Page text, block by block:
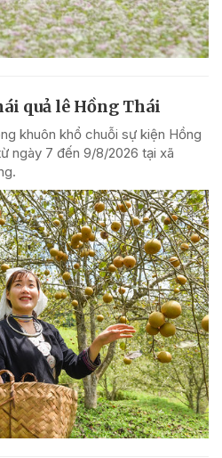
quả lê Hồng Thái
khuôn khổ chuỗi sự kiện Hồng
ngày 7 đến 9/8/2026 tại xã